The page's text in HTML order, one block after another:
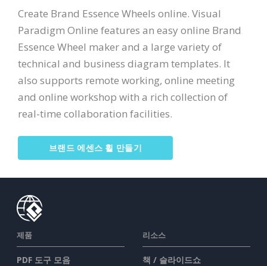
Create Brand Essence Wheels online. Visual
Paradigm Online features an easy online Brand
Essence Wheel maker and a large variety of
technical and business diagram templates. It
also supports remote working, online meeting
and online workshop with a rich collection of
real-time collaboration facilities.
브랜드 에센스 휠 만들기
제품
PDF 도구 모음
리소스
책 / 슬라이드쇼